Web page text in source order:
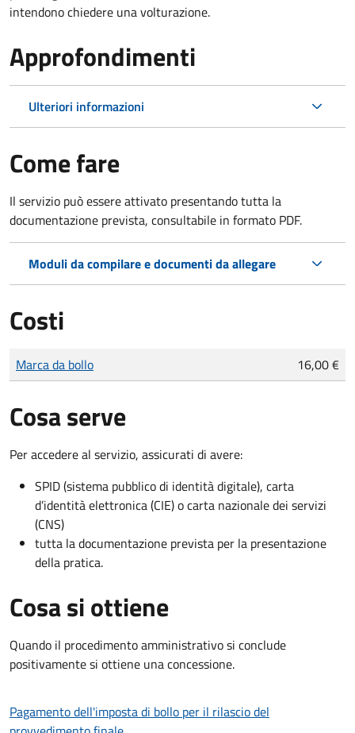
intendono chiedere una volturazione.
Approfondimenti
Ulteriori informazioni
Come fare
Il servizio può essere attivato presentando tutta la
documentazione prevista, consultabile in formato PDF.
Moduli da compilare e documenti da allegare
Costi
Tipo di pagamento
Importo
Marca da bollo 16,00 €
Cosa serve
Per accedere al servizio, assicurati di avere:
SPID (sistema pubblico di identità digitale), carta
d’identità elettronica (CIE) o carta nazionale dei servizi
(CNS)
tutta la documentazione prevista per la presentazione
della pratica.
Cosa si ottiene
Quando il procedimento amministrativo si conclude
positivamente si ottiene una concessione.
Pagamento dell'imposta di bollo per il rilascio del